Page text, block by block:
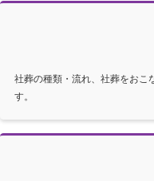
社葬の種類・流れ、社葬をおこ
す。